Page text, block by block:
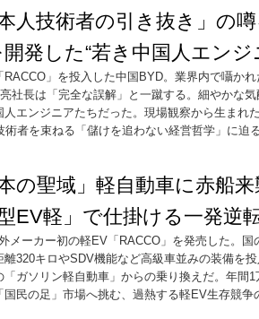
本人技術者の引き抜き」の
発した“若き中国人エンジ
」を投入した中国BYD。業界内で囁か
社長は「完全な誤解」と一蹴する。細やかな
人エンジニアたちだった。現場観察から生まれ
術者を束ねる「儲けを追わない経営哲学」に迫
本の聖域」軽自動車に赤
型EV軽」で仕掛ける一発逆
メーカー初の軽EV「RACCO」を発売した。
320キロやSDV機能など高級車並みの装備を
「ガソリン軽自動車」からの乗り換えだ。年間
国民の足」市場へ挑む、過熱する軽EV生存競争